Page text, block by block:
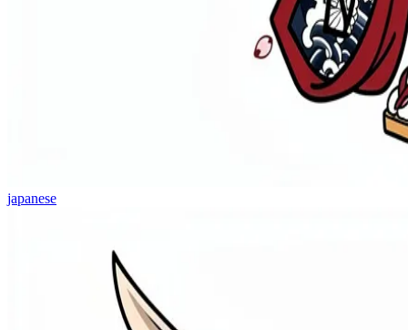
japanese